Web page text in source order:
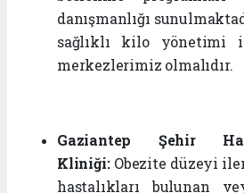
danışmanlığı
sağlıklı kilo
merkezlerimiz olmalıdır.
Gaziantep Şehir
Kliniği:Obezite düzeyi
hastalıkları bulunan